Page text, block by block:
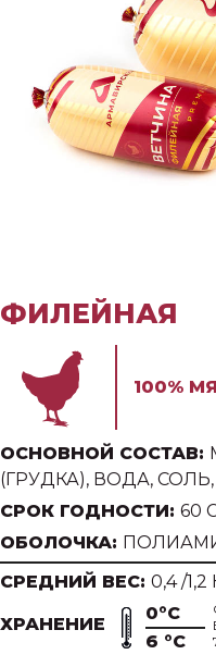
ФИЛЕЙНАЯ
100%
ОСНОВНОЙ СОСТАВ:
(ГРУДКА), ВОДА,
СРОК ГОДНОСТИ: 60
ОБОЛОЧКА:
СРЕДНИЙ ВЕС: 0,4 /1,2
ХРАНЕНИЕ
0°С
6 °С